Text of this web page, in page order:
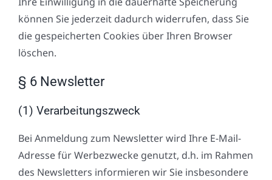
können Sie jederzeit dadurch widerrufen, dass Sie
die gespeicherten Cookies über Ihren Browser
löschen.
§ 6 Newsletter
(1) Verarbeitungszweck
Bei Anmeldung zum Newsletter wird Ihre E-Mail-
Adresse für Werbezwecke genutzt, d.h. im Rahmen
des Newsletters informieren wir Sie insbesondere